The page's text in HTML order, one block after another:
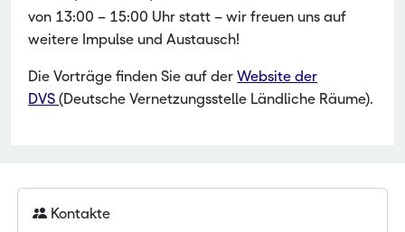
von 13:00 – 15:00 Uhr statt – wir freuen uns auf
weitere Impulse und Austausch!
Die Vorträge finden Sie auf derWebsite der
DVS (Deutsche Vernetzungsstelle Ländliche Räume).
Kontakte